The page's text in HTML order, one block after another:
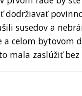
susedov a
celom bytovom
mala zaslúžiť